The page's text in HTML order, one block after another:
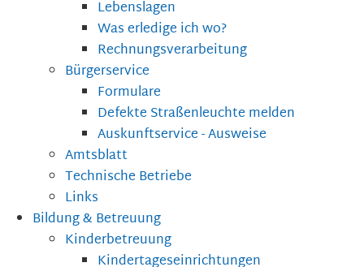
Lebenslagen
Was erledige ich wo?
Rechnungsverarbeitung
Bürgerservice
Formulare
Defekte Straßenleuchte melden
Auskunftservice - Ausweise
Amtsblatt
Technische Betriebe
Links
Bildung & Betreuung
Kinderbetreuung
Kindertageseinrichtungen